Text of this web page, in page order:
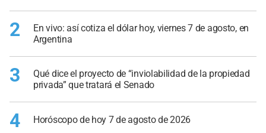
2
En vivo: así cotiza el dólar hoy, viernes 7 de agosto, en
Argentina
3
Qué dice el proyecto de “inviolabilidad de la propiedad
privada” que tratará el Senado
4 Horóscopo de hoy 7 de agosto de 2026